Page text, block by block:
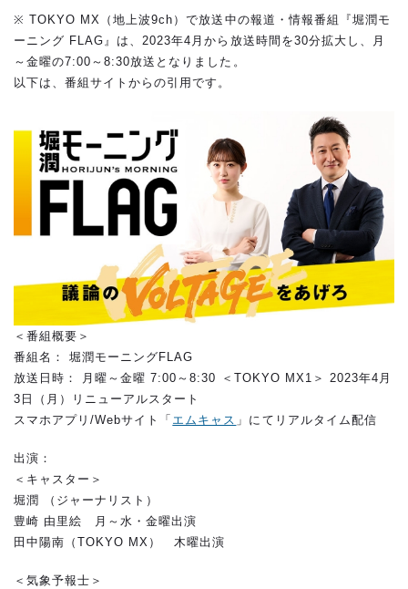
※ TOKYO MX（地上波9ch）で放送中の報道・情報番組『堀潤モ
ーニング FLAG』は、2023年4月から放送時間を30分拡大し、月
～金曜の7:00～8:30放送となりました。
以下は、番組サイトからの引用です。
＜番組概要＞
番組名： 堀潤モーニングFLAG
放送日時： 月曜～金曜 7:00～8:30 ＜TOKYO MX1＞ 2023年4月
3日（月）リニューアルスタート
スマホアプリ/Webサイト「 エムキャス 」にてリアルタイム配信
出演：
＜キャスター＞
堀潤 （ジャーナリスト）
豊崎 由里絵 月～水・金曜出演
田中陽南（TOKYO MX） 木曜出演
＜気象予報士＞